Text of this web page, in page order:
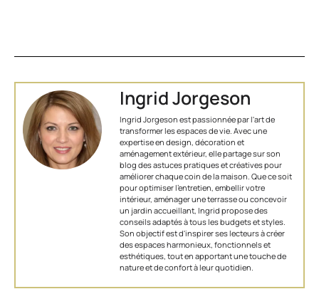
Ingrid Jorgeson
Ingrid Jorgeson est passionnée par l'art de
transformer les espaces de vie. Avec une
expertise en design, décoration et
aménagement extérieur, elle partage sur son
blog des astuces pratiques et créatives pour
améliorer chaque coin de la maison. Que ce soit
pour optimiser l’entretien, embellir votre
intérieur, aménager une terrasse ou concevoir
un jardin accueillant, Ingrid propose des
conseils adaptés à tous les budgets et styles.
Son objectif est d'inspirer ses lecteurs à créer
des espaces harmonieux, fonctionnels et
esthétiques, tout en apportant une touche de
nature et de confort à leur quotidien.